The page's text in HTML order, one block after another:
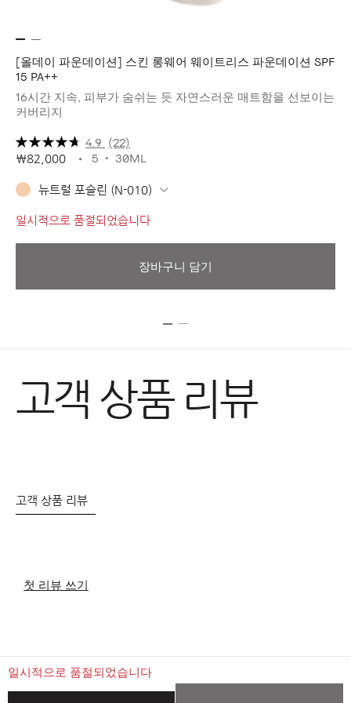
[올데이 파운데이션] 스킨 롱웨어 웨이트리스 파운데이션 SPF
15 PA++
16시간 지속, 피부가 숨쉬는 듯 자연스러운 매트함을 선보이는
커버리지
4.9 (22)
₩82,000 5 30ML
뉴트럴 포슬린 (N-010)
일시적으로 품절되었습니다
장바구니 담기
고객 상품 리뷰
고객 상품 리뷰
첫 리뷰 쓰기
일시적으로 품절되었습니다